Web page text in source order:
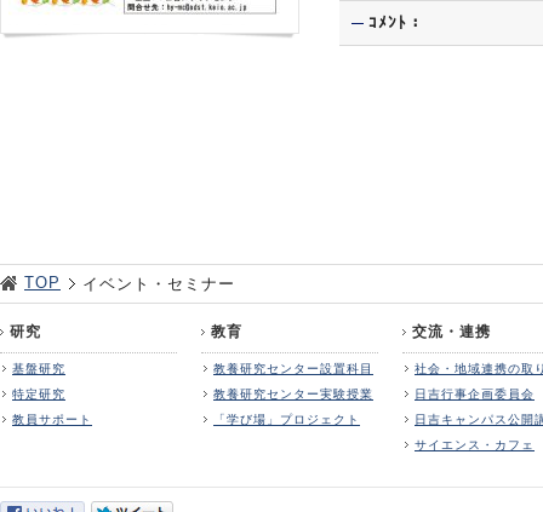
ｺﾒﾝﾄ：
TOP イベント・セミナー
研究
基盤研究
特定研究
教員サポート
教育
教養研究センター設置科目
教養研究センター実験授業
「学び場」プロジェクト
交流・連携
社会・地域連携の取
日吉行事企画委員会
日吉キャンパス公開
サイエンス・カフェ